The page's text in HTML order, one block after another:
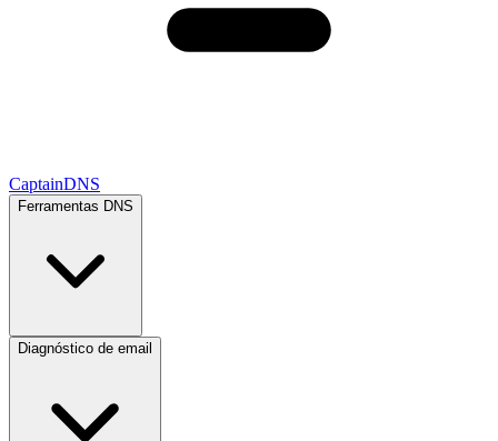
CaptainDNS
Ferramentas DNS
Diagnóstico de email